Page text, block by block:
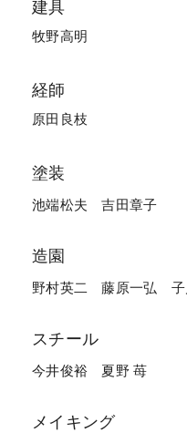
建具
牧野高明
経師
原田良枝
塗装
池端松夫 吉田章子
造園
野村英二 藤原一弘
スチール
今井俊裕 夏野 苺
メイキング